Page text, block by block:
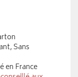
Sans
en France